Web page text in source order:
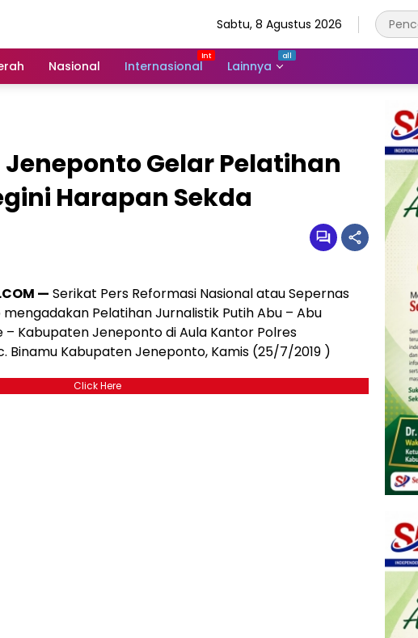
Sabtu, 8 Agustus 2026
Nasional Internasional Lainnya
Jeneponto Gelar Pelatihan
Harapan Sekda
— Serikat Pers Reformasi Nasional atau Sepernas
Pelatihan Jurnalistik Putih Abu – Abu
– Kabupaten Jeneponto di Aula Kantor Polres
Binamu Kabupaten Jeneponto, Kamis (25/7/2019 )
Click Here